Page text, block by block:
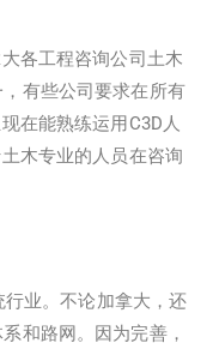
各工程咨询公司土木
有些公司要求在所有
在能熟练运用C3D人
木专业的人员在咨询
业。不论加拿大，还
和路网。因为完善，